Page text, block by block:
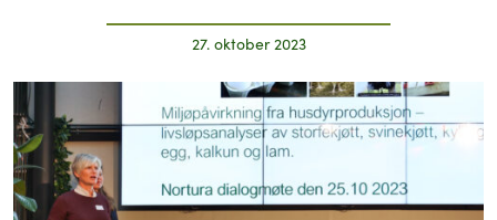
27. oktober 2023